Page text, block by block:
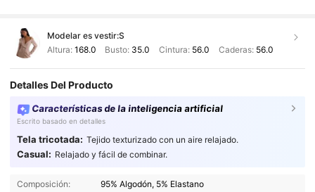
Modelar es vestir:S
Altura: 168.0 Busto: 35.0 Cintura: 56.0 Caderas: 56.0
Detalles Del Producto
Características de la inteligencia artificial
Escrito basado en detalles
Tela tricotada: Tejido texturizado con un aire relajado.
Casual: Relajado y fácil de combinar.
Composición: 95% Algodón, 5% Elastano